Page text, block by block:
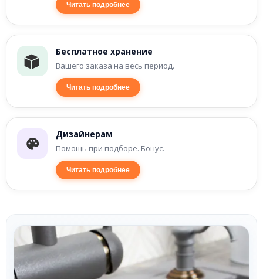
Читать подробнее
Бесплатное хранение
Вашего заказа на весь период.
Читать подробнее
Дизайнерам
Помощь при подборе. Бонус.
Читать подробнее